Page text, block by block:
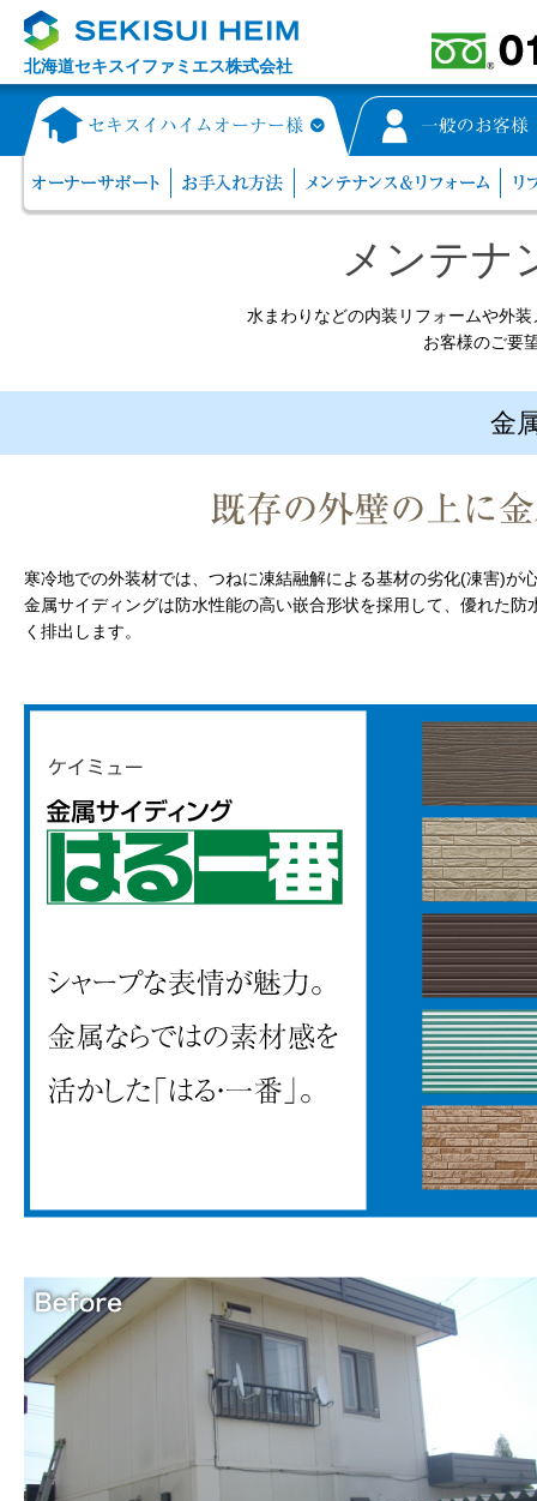
北海道セキスイファミエス株式会社
メンテナ
水まわりなどの内装リフォームや外
お客様のご要
金
寒冷地での外装材では、つねに凍結融解による基材の劣化(凍害)
金属サイディングは防水性能の高い嵌合形状を採用して、優れた
く排出します。